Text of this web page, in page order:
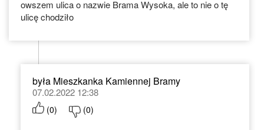
owszem ulica o nazwie Brama Wysoka, ale to nie o tę
ulicę chodziło
była Mieszkanka Kamiennej Bramy
07.02.2022 12:38
(0) (0)